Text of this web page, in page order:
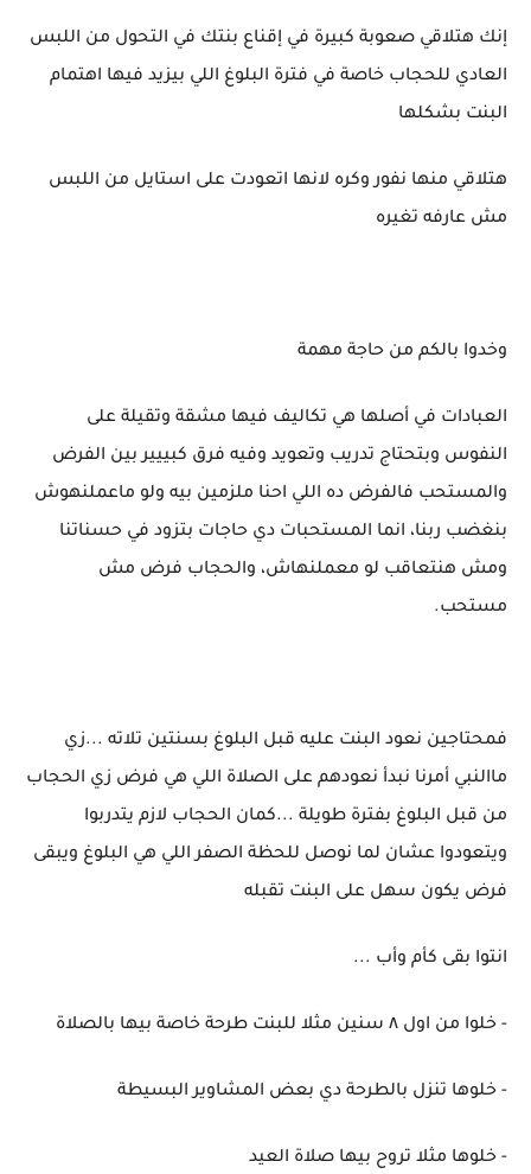
إنك هتلاقي صعوبة كبيرة في إقناع بنتك في التحول من اللبس
العادي للحجاب خاصة في فترة البلوغ اللي بيزيد فيها اهتمام
البنت بشكلها
هتلاقي منها نفور وكره لانها اتعودت على استايل من اللبس
مش عارفه تغيره
وخدوا بالكم من حاجة مهمة
العبادات في أصلها هي تكاليف فيها مشقة وتقيلة على
النفوس وبتحتاج تدريب وتعويد وفيه فرق كبييير بين الفرض
والمستحب فالفرض ده اللي احنا ملزمين بيه ولو ماعملنهوش
بنغضب ربنا، انما المستحبات دي حاجات بتزود في حسناتنا
ومش هنتعاقب لو معملنهاش، والحجاب فرض مش
مستحب.
فمحتاجين نعود البنت عليه قبل البلوغ بسنتين تلاته ...زي
ماالنبي أمرنا نبدأ نعودهم على الصلاة اللي هي فرض زي الحجاب
من قبل البلوغ بفترة طويلة ...كمان الحجاب لازم يتدربوا
ويتعودوا عشان لما نوصل للحظة الصفر اللي هي البلوغ ويبقى
فرض يكون سهل على البنت تقبله
انتوا بقى كأم وأب ...
- خلوا من اول ٨ سنين مثلا للبنت طرحة خاصة بيها بالصلاة
- خلوها تنزل بالطرحة دي بعض المشاوير البسيطة
- خلوها مثلا تروح بيها صلاة العيد